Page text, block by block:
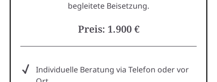
begleitete Beisetzung.
Preis: 1.900 €
Individuelle Beratung via Telefon oder vor